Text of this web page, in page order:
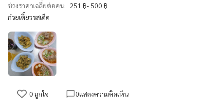
ช่วงราคาเฉลี่ยต่อคน: 251 ฿- 500 ฿
ก๋วยเตี๋ยวรสเด็ด
0 ถูกใจ 0แสดงความคิดเห็น